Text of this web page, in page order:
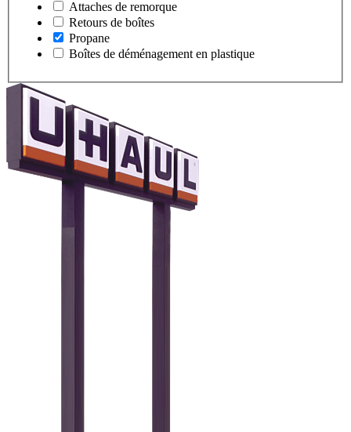
Attaches de remorque
Retours de boîtes
Propane
Boîtes de déménagement en plastique